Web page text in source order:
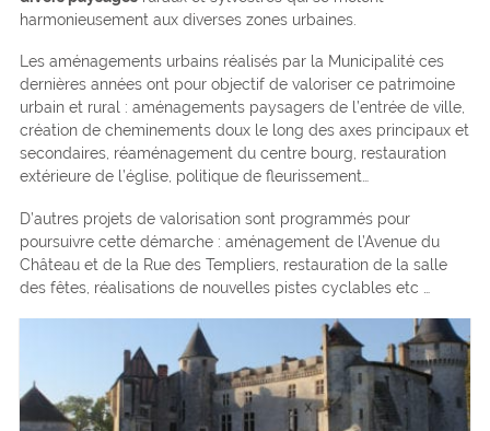
harmonieusement aux diverses zones urbaines.
Les aménagements urbains réalisés par la Municipalité ces
dernières années ont pour objectif de valoriser ce patrimoine
urbain et rural : aménagements paysagers de l’entrée de ville,
création de cheminements doux le long des axes principaux et
secondaires, réaménagement du centre bourg, restauration
extérieure de l’église, politique de fleurissement…
D’autres projets de valorisation sont programmés pour
poursuivre cette démarche : aménagement de l’Avenue du
Château et de la Rue des Templiers, restauration de la salle
des fêtes, réalisations de nouvelles pistes cyclables etc …